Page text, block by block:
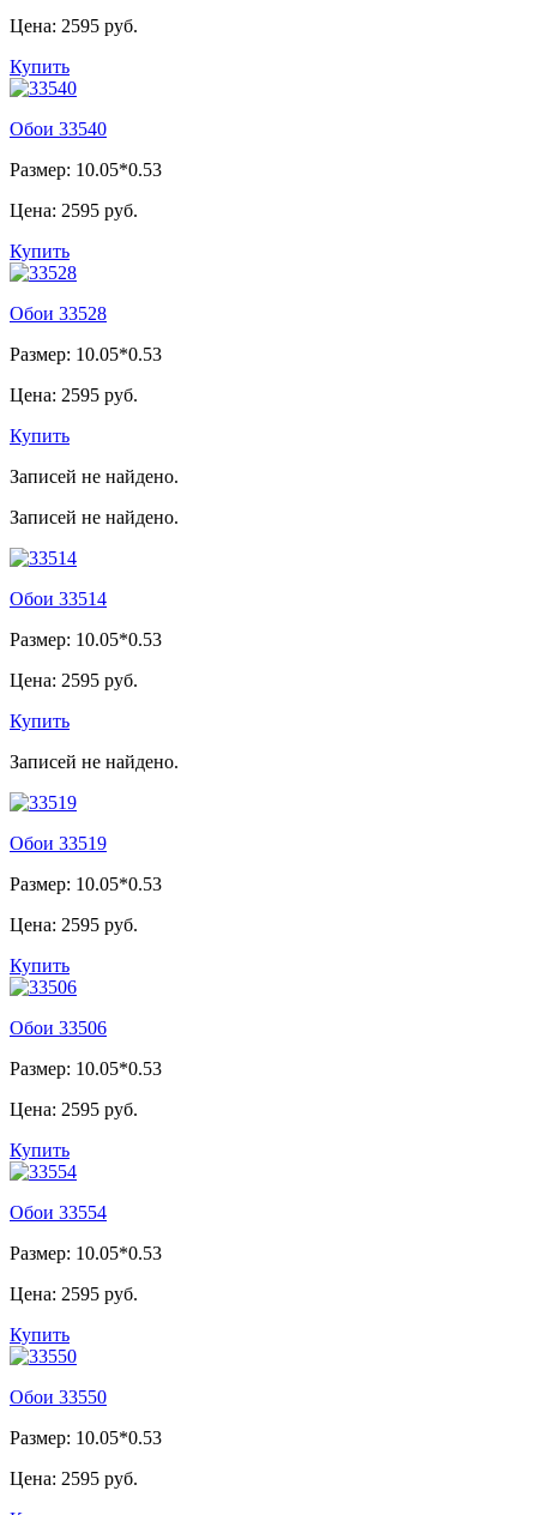
Цена: 2595 руб.
Купить
Обои 33540
Размер: 10.05*0.53
Цена: 2595 руб.
Купить
Обои 33528
Размер: 10.05*0.53
Цена: 2595 руб.
Купить
Записей не найдено.
Записей не найдено.
Обои 33514
Размер: 10.05*0.53
Цена: 2595 руб.
Купить
Записей не найдено.
Обои 33519
Размер: 10.05*0.53
Цена: 2595 руб.
Купить
Обои 33506
Размер: 10.05*0.53
Цена: 2595 руб.
Купить
Обои 33554
Размер: 10.05*0.53
Цена: 2595 руб.
Купить
Обои 33550
Размер: 10.05*0.53
Цена: 2595 руб.